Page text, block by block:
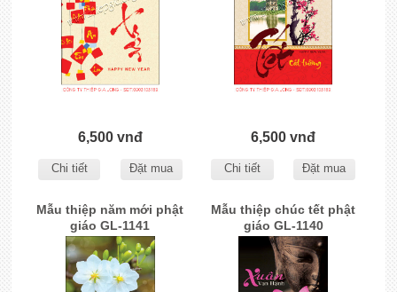
6,500 vnđ
Chi tiết Đặt mua
6,500 vnđ
Chi tiết Đặt mua
Mẫu thiệp năm mới phật
giáo GL-1141
Mẫu thiệp chúc tết phật
giáo GL-1140